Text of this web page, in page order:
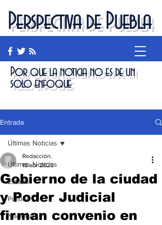
Perspectiva de Puebla
Por que la noticia no es de un
solo enfoque
Entrada
Últimas Noticias
Estado
Política
Nacional
Últimas Noticias
Gobierno de la ciudad
y Poder Judicial
firman convenio en
Redacción.
15 abr 2025